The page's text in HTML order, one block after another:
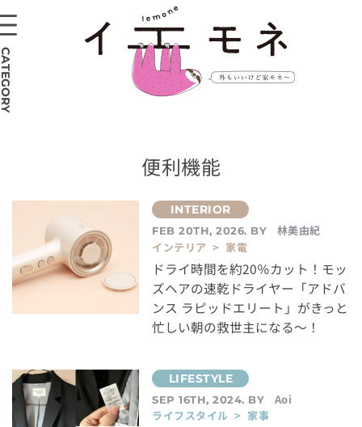
便利機能
FEB 20TH, 2026. BY
林美由紀
インテリア > 家電
ドライ時間を約20％カット！モッ
ズヘアの速乾ドライヤー「アドバ
ンス ラピッドエリート」がきっと
忙しい朝の救世主になる～！
SEP 16TH, 2024. BY
Aoi
ライフスタイル > 家事